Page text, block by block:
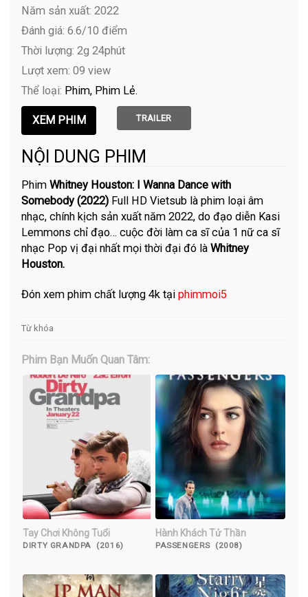
Năm sản xuất: 2022
Đánh giá: 6.6/10 điểm
Thời lượng: 2g 24phút
Lượt xem: 09 view
Thể loại: Phim Phim Lẻ
TRAILER
NỘI DUNG PHIM
PhimWhitney Houston: I Wanna Dance with
Somebody (2022) Full HD Vietsub là phim loại âm
nhạc, chính kịch sản xuất năm 2022, do đạo diễn Kasi
Lemmons chỉ đạo… cuộc đời làm ca sĩ của 1 nữ ca sĩ
nhạc Pop vị đại nhất mọi thời đại đó làWhitney
Houston.
Đón xem phim chất lượng 4k tạiphimmoi5
Từ khóa
Phim Bạn Muốn Quan Tâm:
Tay Chơi Không Tuổi
DIRTY GRANDPA (2016)
Hành Khách Tử Thần
PASSENGERS (2008)